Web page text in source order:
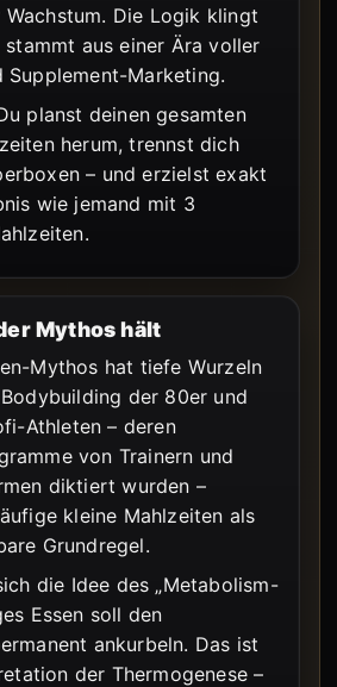
Wachstum. Die Logik klingt
stammt aus einer Ära voller
Supplement-Marketing.
planst deinen gesamten
herum, trennst dich
– und erzielst exakt
wie jemand mit 3
Mythos hält
Mythos hat tiefe Wurzeln
der 80er und
Athleten – deren
von Trainern und
diktiert wurden –
kleine Mahlzeiten als
Grundregel.
die Idee des „Metabolism-
Essen soll den
ankurbeln. Das ist
der Thermogenese –